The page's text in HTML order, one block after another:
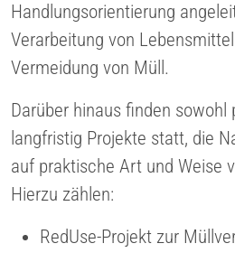
Handlungsorientierung
Verarbeitung von
Vermeidung von Müll.
Darüber hinaus finden sowohl
langfristig Projekte statt, die
auf praktische Art und Weise
Hierzu zählen:
RedUse-Projekt zur